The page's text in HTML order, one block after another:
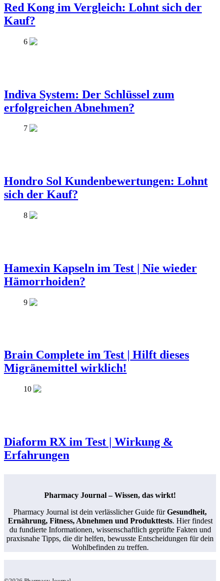
Red Kong im Vergleich: Lohnt sich der
Kauf?
6
Indiva System: Der Schlüssel zum
erfolgreichen Abnehmen?
7
Hondro Sol Kundenbewertungen: Lohnt
sich der Kauf?
8
Hamexin Kapseln im Test | Nie wieder
Hämorrhoiden?
9
Brain Complete im Test | Hilft dieses
Migränemittel wirklich!
10
Diaform RX im Test | Wirkung &
Erfahrungen
Pharmacy Journal – Wissen, das wirkt!
Pharmacy Journal ist dein verlässlicher Guide fürGesundheit,
Ernährung, Fitness, Abnehmen und Produkttests. Hier findest
du fundierte Informationen, wissenschaftlich geprüfte Fakten und
praxisnahe Tipps, die dir helfen, bewusste Entscheidungen für dein
Wohlbefinden zu treffen.